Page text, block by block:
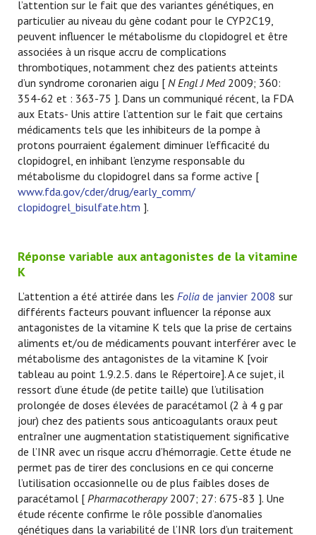
l’attention sur le fait que des variantes génétiques, en
particulier au niveau du gène codant pour le CYP2C19,
peuvent influencer le métabolisme du clopidogrel et être
associées à un risque accru de complications
thrombotiques, notamment chez des patients atteints
d’un syndrome coronarien aigu [ N Engl J Med2009; 360:
354-62 et : 363-75 ]. Dans un communiqué récent, la FDA
aux Etats- Unis attire l’attention sur le fait que certains
médicaments tels que les inhibiteurs de la pompe à
protons pourraient également diminuer l’efficacité du
clopidogrel, en inhibant l’enzyme responsable du
métabolisme du clopidogrel dans sa forme active [
www.fda.gov/cder/drug/early_comm/
clopidogrel_bisulfate.htm ].
Réponse variable aux antagonistes de la vitamine
K
L’attention a été attirée dans les Folia de janvier 2008 sur
différents facteurs pouvant influencer la réponse aux
antagonistes de la vitamine K tels que la prise de certains
aliments et/ou de médicaments pouvant interférer avec le
métabolisme des antagonistes de la vitamine K [voir
tableau au point 1.9.2.5. dans le Répertoire]. A ce sujet, il
ressort d’une étude (de petite taille) que l’utilisation
prolongée de doses élevées de paracétamol (2 à 4 g par
jour) chez des patients sous anticoagulants oraux peut
entraîner une augmentation statistiquement significative
de l’INR avec un risque accru d’hémorragie. Cette étude ne
permet pas de tirer des conclusions en ce qui concerne
l’utilisation occasionnelle ou de plus faibles doses de
paracétamol [ Pharmacotherapy2007; 27: 675-83 ]. Une
étude récente confirme le rôle possible d’anomalies
génétiques dans la variabilité de l’INR lors d’un traitement